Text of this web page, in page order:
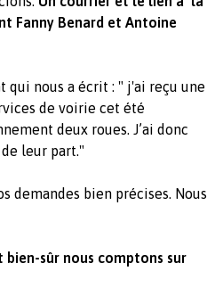
Fanny Benard et Antoine
qui nous a écrit : " j'ai reçu une
de voirie cet été
deux roues. J’ai donc
leur part."
demandes bien précises. Nous
bien-sûr nous comptons sur